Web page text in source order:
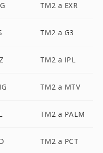
TM2 a EXR
TM2 a G3
TM2 a IPL
TM2 a MTV
TM2 a PALM
TM2 a PCT